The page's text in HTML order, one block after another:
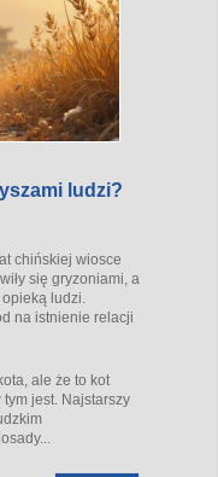
ludzi?
chińskiej wiosce
się gryzoniami, a
ludzi.
na istnienie relacji
ale że to kot
tym jest. Najstarszy